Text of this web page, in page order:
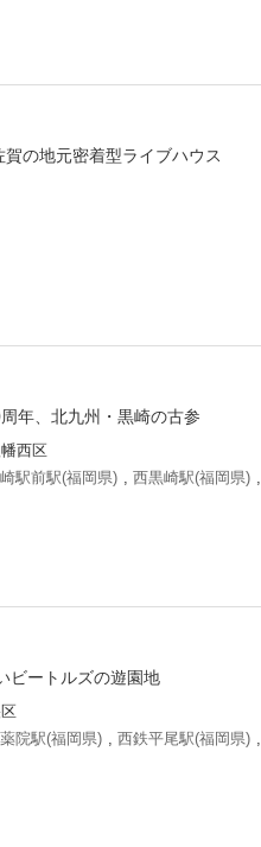
の地元密着型ライブハウス
年、北九州・黒崎の古参
西区
駅前駅(福岡県) , 西黒崎駅(福岡県) ,
ビートルズの遊園地
薬院駅(福岡県) , 西鉄平尾駅(福岡県) ,